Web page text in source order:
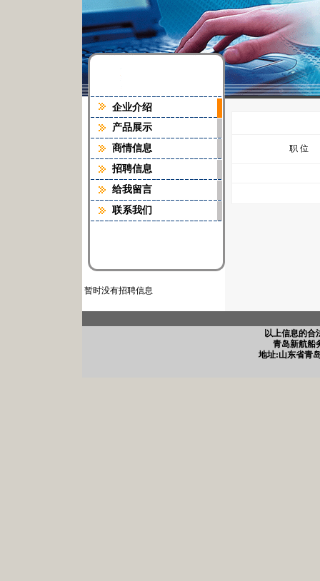
企业介绍
产品展示
商情信息
招聘信息
给我留言
联系我们
暂时没有招聘信息
职 位
以上信息的合
青岛新航船
地址:山东省青